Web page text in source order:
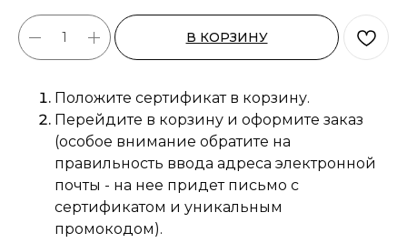
В КОРЗИНУ
Положите сертификат в корзину.
Перейдите в корзину и оформите заказ
(особое внимание обратите на
правильность ввода адреса электронной
почты - на нее придет письмо с
сертификатом и уникальным
промокодом).